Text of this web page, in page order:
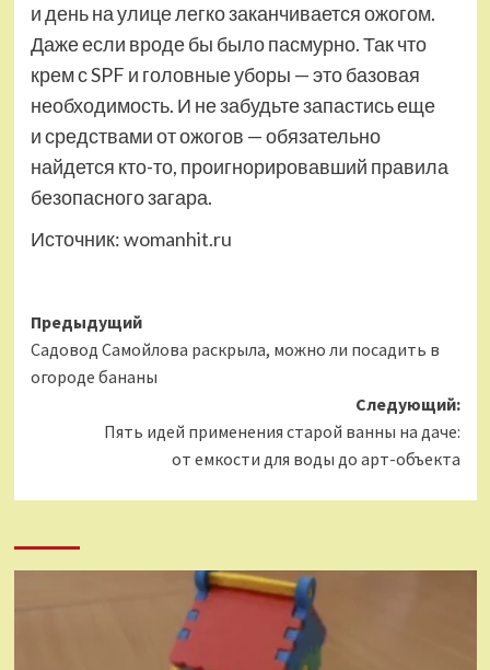
и день на улице легко заканчивается ожогом.
Даже если вроде бы было пасмурно. Так что
крем с SPF и головные уборы — это базовая
необходимость. И не забудьте запастись еще
и средствами от ожогов — обязательно
найдется кто-то, проигнорировавший правила
безопасного загара.
Источник:womanhit.ru
Навигация
записи
Предыдущий
Садовод Самойлова раскрыла, можно ли посадить в
огороде бананы
Следующий:
Пять идей применения старой ванны на даче:
от емкости для воды до арт-объекта